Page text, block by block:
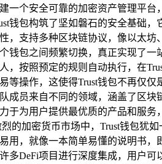
一个安全可靠的加密资产管理平
钱包构筑了坚如磐石的安全基础
，支持多种区块链协议，像以太
钱包之间频繁切换，真正实现了
，按照预定的规则自动执行，在
等操作，这使得Trust钱包不再仅
成员来自不同的领域，涵盖了区
于为用户提供最优质的产品和服
的加密货币市场中，Trust钱包
用，就像一本简单易懂的说明书
多DeFi项目进行深度集成，用户